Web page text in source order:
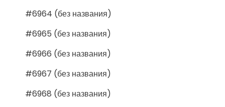
#6964 (без названия)
#6965 (без названия)
#6966 (без названия)
#6967 (без названия)
#6968 (без названия)